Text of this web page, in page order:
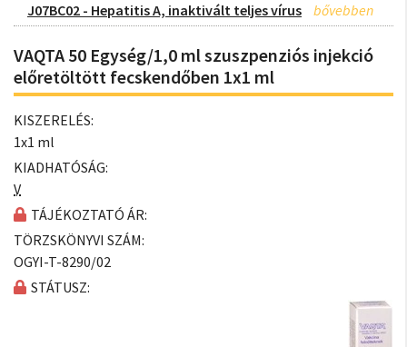
J07BC02 - Hepatitis A, inaktivált teljes vírus
VAQTA 50 Egység/1,0 ml szuszpenziós injekció
előretöltött fecskendőben 1x1 ml
KISZERELÉS:
1x1 ml
KIADHATÓSÁG:
V
TÁJÉKOZTATÓ ÁR:
TÖRZSKÖNYVI SZÁM:
OGYI-T-8290/02
STÁTUSZ: